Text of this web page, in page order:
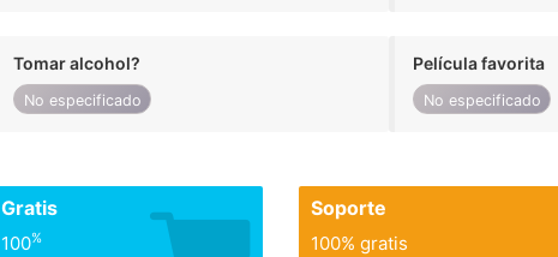
Tomar alcohol?
No especificado
Película favorita
No especificado
Gratis
100%
Soporte
100% gratis